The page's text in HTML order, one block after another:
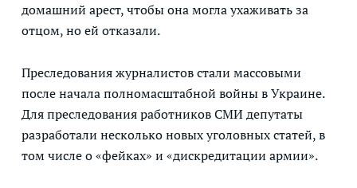
домашний арест, чтобы она могла ухаживать за
отцом, но ей отказали.
Преследования журналистов стали массовыми
после начала полномасштабной войны в Украине.
Для преследования работников СМИ депутаты
разработали несколько новых уголовных статей, в
том числе о «фейках» и «дискредитации армии».